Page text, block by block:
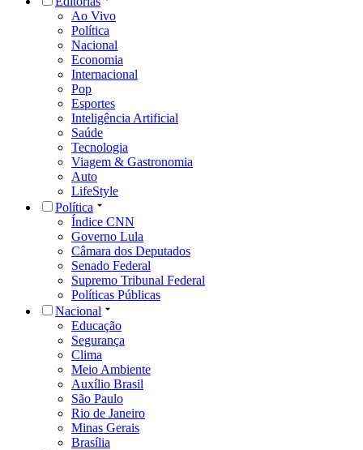
Ao Vivo
Política
Nacional
Economia
Internacional
Pop
Esportes
Inteligência Artificial
Saúde
Tecnologia
Viagem & Gastronomia
Auto
LifeStyle
Política
Índice CNN
Governo Lula
Câmara dos Deputados
Senado Federal
Supremo Tribunal Federal
Políticas Públicas
Nacional
Educação
Segurança
Clima
Meio Ambiente
Auxílio Brasil
São Paulo
Rio de Janeiro
Minas Gerais
Brasília